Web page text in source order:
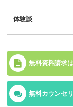
体験談
無料資料請求
無料カウンセ